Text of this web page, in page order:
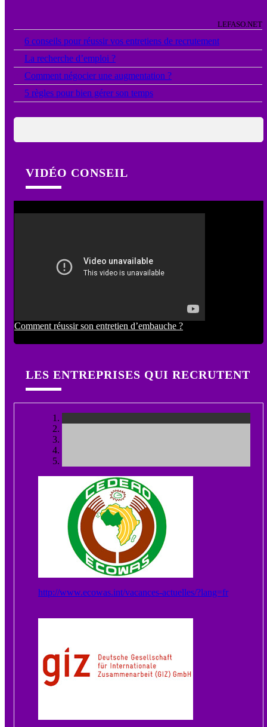
LEFASO.NET
6 conseils pour réussir vos entretiens de recrutement
La recherche d’emploi ?
Comment négocier une augmentation ?
5 règles pour bien gérer son temps
VIDÉO CONSEIL
Comment réussir son entretien d’embauche ?
LES ENTREPRISES QUI RECRUTENT
http://www.ecowas.int/vacances-actuelles/?lang=fr